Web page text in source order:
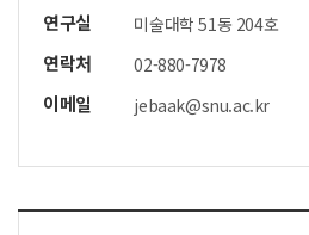
연구실 미술대학 51동 204호
연락처 02-880-7978
이메일
jebaak@snu.ac.kr